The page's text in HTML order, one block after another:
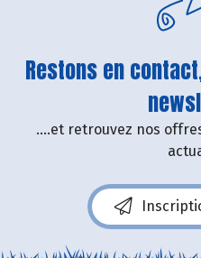
Restons en
....et retrouvez nos